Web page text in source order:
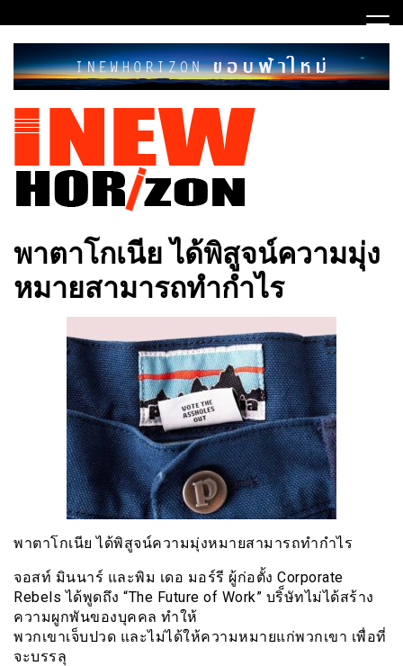
to
content
INEWHORIZON
พาตาโกเนีย ได้พิสูจน์ความมุ่ง
หมายสามารถทำกำไร
พาตาโกเนีย ได้พิสูจน์ความมุ่งหมายสามารถทำกำไร
จอสท์ มินนาร์ และพิม เดอ มอร์รี ผู้ก่อตั้ง Corporate
Rebels ได้พูดถึง “The Future of Work” บริ็ษัทไม่ได้สร้าง
ความผูกพันของบุคคล ทำให้
พวกเขาเจ็บปวด และไม่ได้ให้ความหมายแก่พวกเขา เพื่อที่
จะบรรลุ